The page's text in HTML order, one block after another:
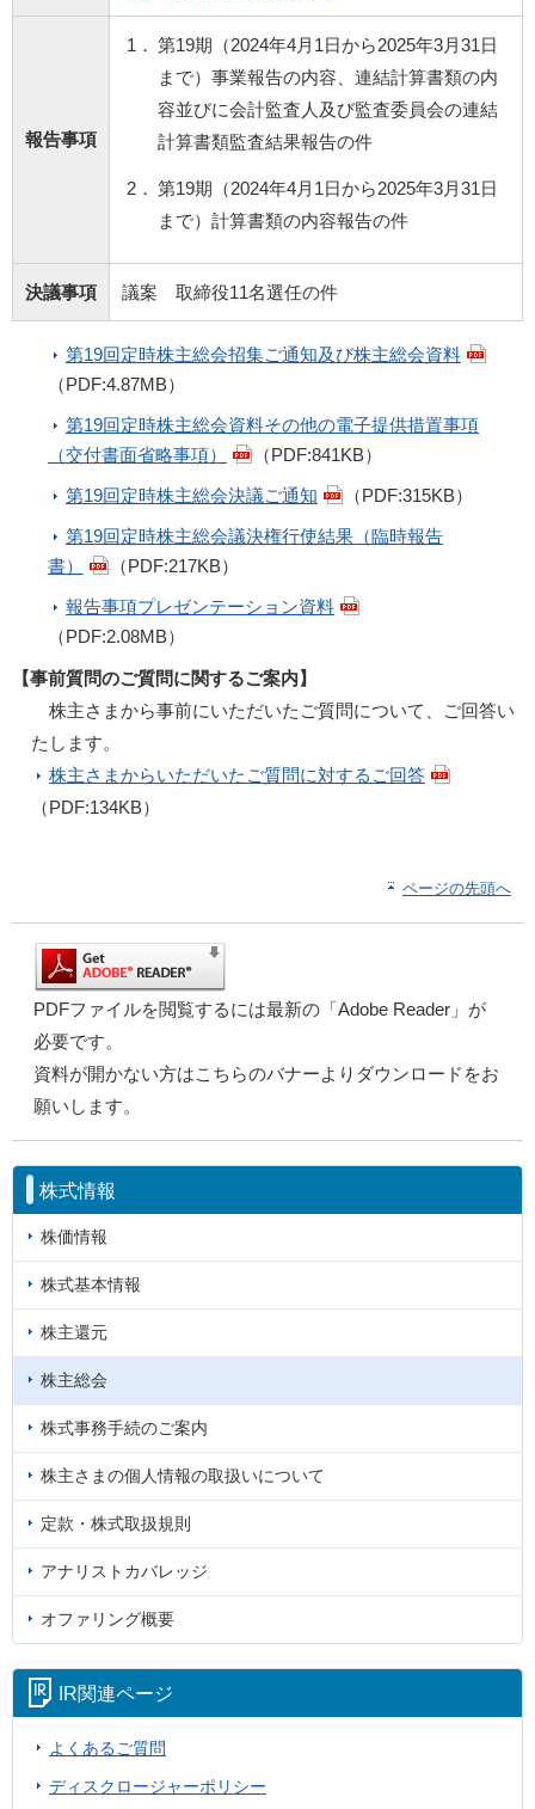
報告事項
1． 第19期（2024年4月1日から2025年3月31日
まで）事業報告の内容、連結計算書類の内
容並びに会計監査人及び監査委員会の連結
計算書類監査結果報告の件
2． 第19期（2024年4月1日から2025年3月31日
まで）計算書類の内容報告の件
決議事項 議案 取締役11名選任の件
第19回定時株主総会招集ご通知及び株主総会資料
（PDF:4.87MB）
第19回定時株主総会資料その他の電子提供措置事項
（交付書面省略事項）
（PDF:841KB）
第19回定時株主総会決議ご通知
（PDF:315KB）
第19回定時株主総会議決権行使結果（臨時報告
書）
（PDF:217KB）
報告事項プレゼンテーション資料
（PDF:2.08MB）
【事前質問のご質問に関するご案内】
株主さまから事前にいただいたご質問について、ご回答い
たします。
株主さまからいただいたご質問に対するご回答
（PDF:134KB）
ページの先頭へ
PDFファイルを閲覧するには最新の「Adobe Reader」が
必要です。
資料が開かない方はこちらのバナーよりダウンロードをお
願いします。
株式情報
株価情報
株式基本情報
株主還元
株主総会
株式事務手続のご案内
株主さまの個人情報の取扱いについて
定款・株式取扱規則
アナリストカバレッジ
オファリング概要
IR関連ページ
よくあるご質問
ディスクロージャーポリシー